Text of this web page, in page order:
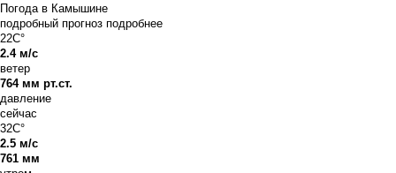
Погода в Камышине
подробный прогноз подробнее
22C°
2.4 м/с
ветер
764 мм рт.ст.
давление
сейчас
32C°
2.5 м/с
761 мм